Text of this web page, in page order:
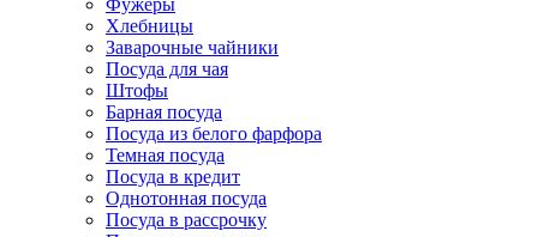
Фужеры
Хлебницы
Заварочные чайники
Посуда для чая
Штофы
Барная посуда
Посуда из белого фарфора
Темная посуда
Посуда в кредит
Однотонная посуда
Посуда в рассрочку